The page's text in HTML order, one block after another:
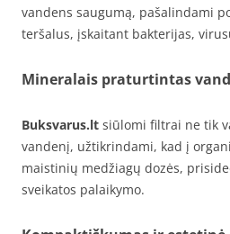
vandens saugumą, pašalindami
teršalus, įskaitant bakterijas,
Mineralais praturtintas
Buksvarus.lt siūlomi filtrai ne tik
vandenį, užtikrindami, kad į
maistinių medžiagų dozės,
sveikatos palaikymo.